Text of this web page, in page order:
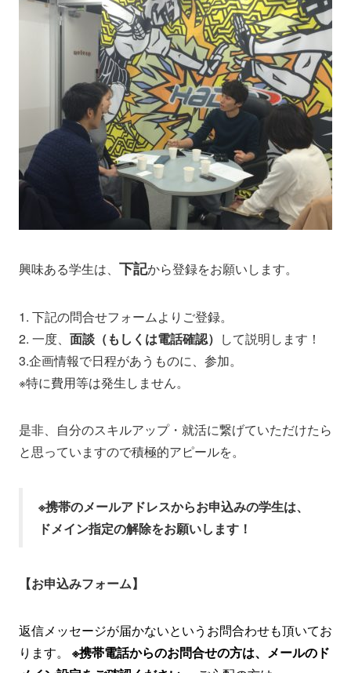
興味ある学生は、 下記から登録をお願いします。
1. 下記の問合せフォームよりご登録。
2. 一度、 面談（もしくは電話確認） して説明します！
3.企画情報で日程があうものに、参加。
※特に費用等は発生しません。
是非、自分のスキルアップ・就活に繋げていただけたら
と思っていますので積極的アピールを。
※携帯のメールアドレスからお申込みの学生は、
ドメイン指定の解除をお願いします！
【お申込みフォーム】
返信メッセージが届かないというお問合わせも頂いてお
ります。
※携帯電話からのお問合せの方は、メールのド